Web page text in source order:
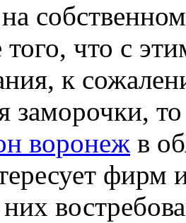
на
того, что с
к
заморочки,
воронеж в
фирм
них